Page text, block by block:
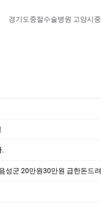
20만원30만원 급한돈드려요 YLK